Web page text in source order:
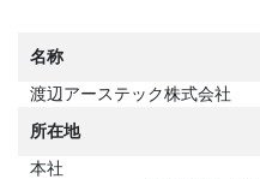
名称
渡辺アーステック株式会社
所在地
本社